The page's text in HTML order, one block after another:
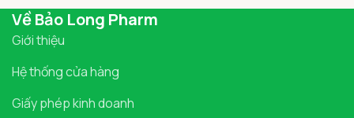
Về Bảo Long Pharm
Giới thiệu
Hệ thống cửa hàng
Giấy phép kinh doanh